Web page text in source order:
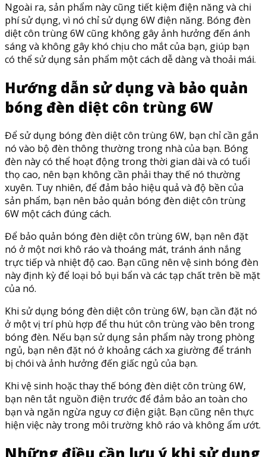
Ngoài ra, sản phẩm này cũng tiết kiệm điện năng và chi
phí sử dụng, vì nó chỉ sử dụng 6W điện năng. Bóng đèn
diệt côn trùng 6W cũng không gây ảnh hưởng đến ánh
sáng và không gây khó chịu cho mắt của bạn, giúp bạn
có thể sử dụng sản phẩm một cách dễ dàng và thoải mái.
Hướng dẫn sử dụng và bảo quản
bóng đèn diệt côn trùng 6W
Để sử dụng bóng đèn diệt côn trùng 6W, bạn chỉ cần gắn
nó vào bộ đèn thông thường trong nhà của bạn. Bóng
đèn này có thể hoạt động trong thời gian dài và có tuổi
thọ cao, nên bạn không cần phải thay thế nó thường
xuyên. Tuy nhiên, để đảm bảo hiệu quả và độ bền của
sản phẩm, bạn nên bảo quản bóng đèn diệt côn trùng
6W một cách đúng cách.
Để bảo quản bóng đèn diệt côn trùng 6W, bạn nên đặt
nó ở một nơi khô ráo và thoáng mát, tránh ánh nắng
trực tiếp và nhiệt độ cao. Bạn cũng nên vệ sinh bóng đèn
này định kỳ để loại bỏ bụi bẩn và các tạp chất trên bề mặt
của nó.
Khi sử dụng bóng đèn diệt côn trùng 6W, bạn cần đặt nó
ở một vị trí phù hợp để thu hút côn trùng vào bên trong
bóng đèn. Nếu bạn sử dụng sản phẩm này trong phòng
ngủ, bạn nên đặt nó ở khoảng cách xa giường để tránh
bị chói và ảnh hưởng đến giấc ngủ của bạn.
Khi vệ sinh hoặc thay thế bóng đèn diệt côn trùng 6W,
bạn nên tắt nguồn điện trước để đảm bảo an toàn cho
bạn và ngăn ngừa nguy cơ điện giật. Bạn cũng nên thực
hiện việc này trong môi trường khô ráo và không ẩm ướt.